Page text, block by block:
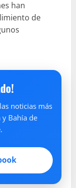
han
de
noticias más
Bahía de